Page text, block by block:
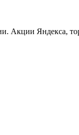
Акции Яндекса,